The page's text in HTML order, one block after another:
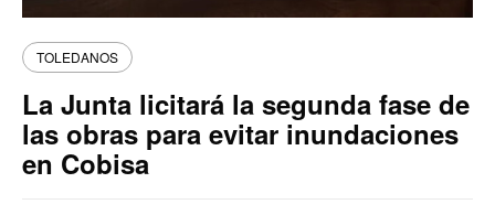
TOLEDANOS
La Junta licitará la segunda fase de
las obras para evitar inundaciones
en Cobisa